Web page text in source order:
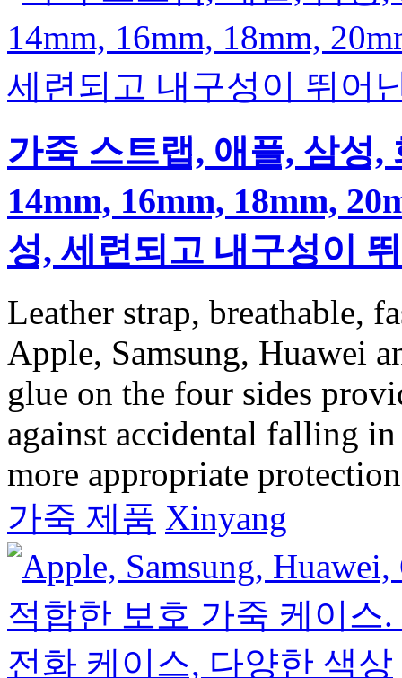
가죽 스트랩, 애플, 삼성,
14mm, 16mm, 18mm,
성, 세련되고 내구성이
Leather strap, breathable,
Apple, Samsung, Huawei
glue on the four sides
against accidental falling
more appropriate
가죽 제품 Xinyang